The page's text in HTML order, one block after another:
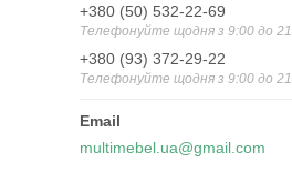
+380 (50) 532-22-69
Телефонуйте щодня з 9:00 до
+380 (93) 372-29-22
Телефонуйте щодня з 9:00 до
multimebel.ua@gmail.com